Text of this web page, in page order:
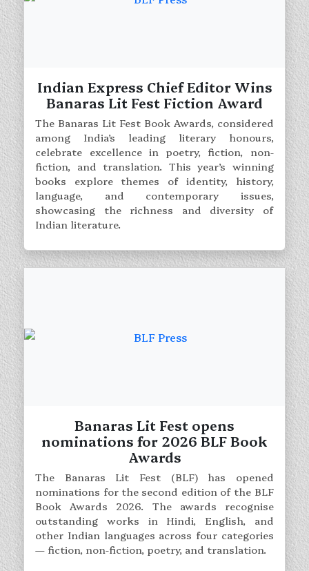
Indian Express Chief Editor Wins
Banaras Lit Fest Fiction Award
The Banaras Lit Fest Book Awards, considered
among India’s leading literary honours,
celebrate excellence in poetry, fiction, non-
fiction, and translation. This year’s winning
books explore themes of identity, history,
language, and contemporary issues,
showcasing the richness and diversity of
Indian literature.
Banaras Lit Fest opens
nominations for 2026 BLF Book
Awards
The Banaras Lit Fest (BLF) has opened
nominations for the second edition of the BLF
Book Awards 2026. The awards recognise
outstanding works in Hindi, English, and
other Indian languages across four categories
— fiction, non-fiction, poetry, and translation.